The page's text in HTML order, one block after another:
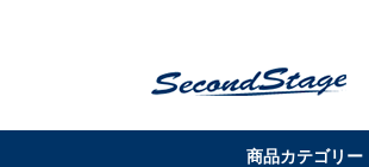
商品カテゴリー